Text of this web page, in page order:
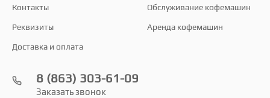
Контакты
Реквизиты
Доставка и оплата
Обслуживание кофемашин
Аренда кофемашин
8 (863) 303-61-09
Заказать звонок